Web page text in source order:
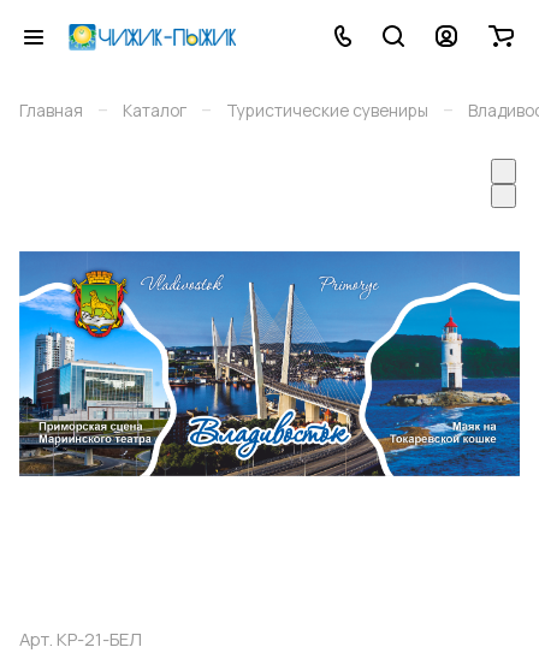
Главная – Каталог – Туристические сувениры –
Арт. КР-21-БЕЛ